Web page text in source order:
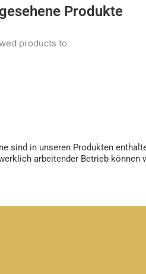
Produkte
products to
sind in unseren Produkten
arbeitender Betrieb